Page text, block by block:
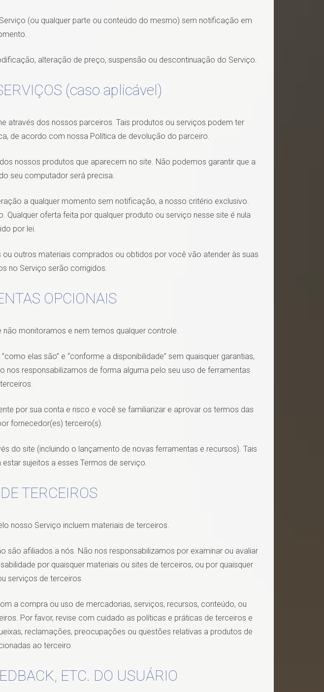
(ou qualquer parte ou conteúdo do mesmo) sem notificação em
alteração de preço, suspensão ou descontinuação do Serviço.
(caso aplicável)
através dos nossos parceiros. Tais produtos ou serviços podem ter
de acordo com nossa Política de devolução do parceiro.
nossos produtos que aparecem no site. Não podemos garantir que a
seu computador será precisa.
a qualquer momento sem notificação, a nosso critério exclusivo.
oferta feita por qualquer produto ou serviço nesse site é nula
por lei.
outros materiais comprados ou obtidos por você vão atender às suas
no Serviço serão corrigidos.
OPCIONAIS
monitoramos e nem temos qualquer controle.
elas são” e “conforme a disponibilidade” sem quaisquer garantias,
responsabilizamos de forma alguma pelo seu uso de ferramentas
por sua conta e risco e você se familiarizar e aprovar os termos das
fornecedor(es) terceiro(s).
do site (incluindo o lançamento de novas ferramentas e recursos). Tais
sujeitos a esses Termos de serviço.
TERCEIROS
nosso Serviço incluem materiais de terceiros.
são afiliados a nós. Não nos responsabilizamos por examinar ou avaliar
por quaisquer materiais ou sites de terceiros, ou por quaisquer
serviços de terceiros.
a compra ou uso de mercadorias, serviços, recursos, conteúdo, ou
Por favor, revise com cuidado as políticas e práticas de terceiros e
reclamações, preocupações ou questões relativas a produtos de
ao terceiro.
ETC. DO USUÁRIO